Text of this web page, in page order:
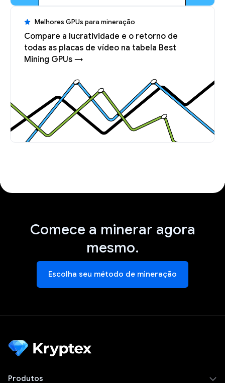
Melhores GPUs para mineração
Compare a lucratividade e o retorno de
todas as placas de vídeo na tabela Best
Mining GPUs →
Comece a minerar agora
mesmo.
Escolha seu método de mineração
Produtos